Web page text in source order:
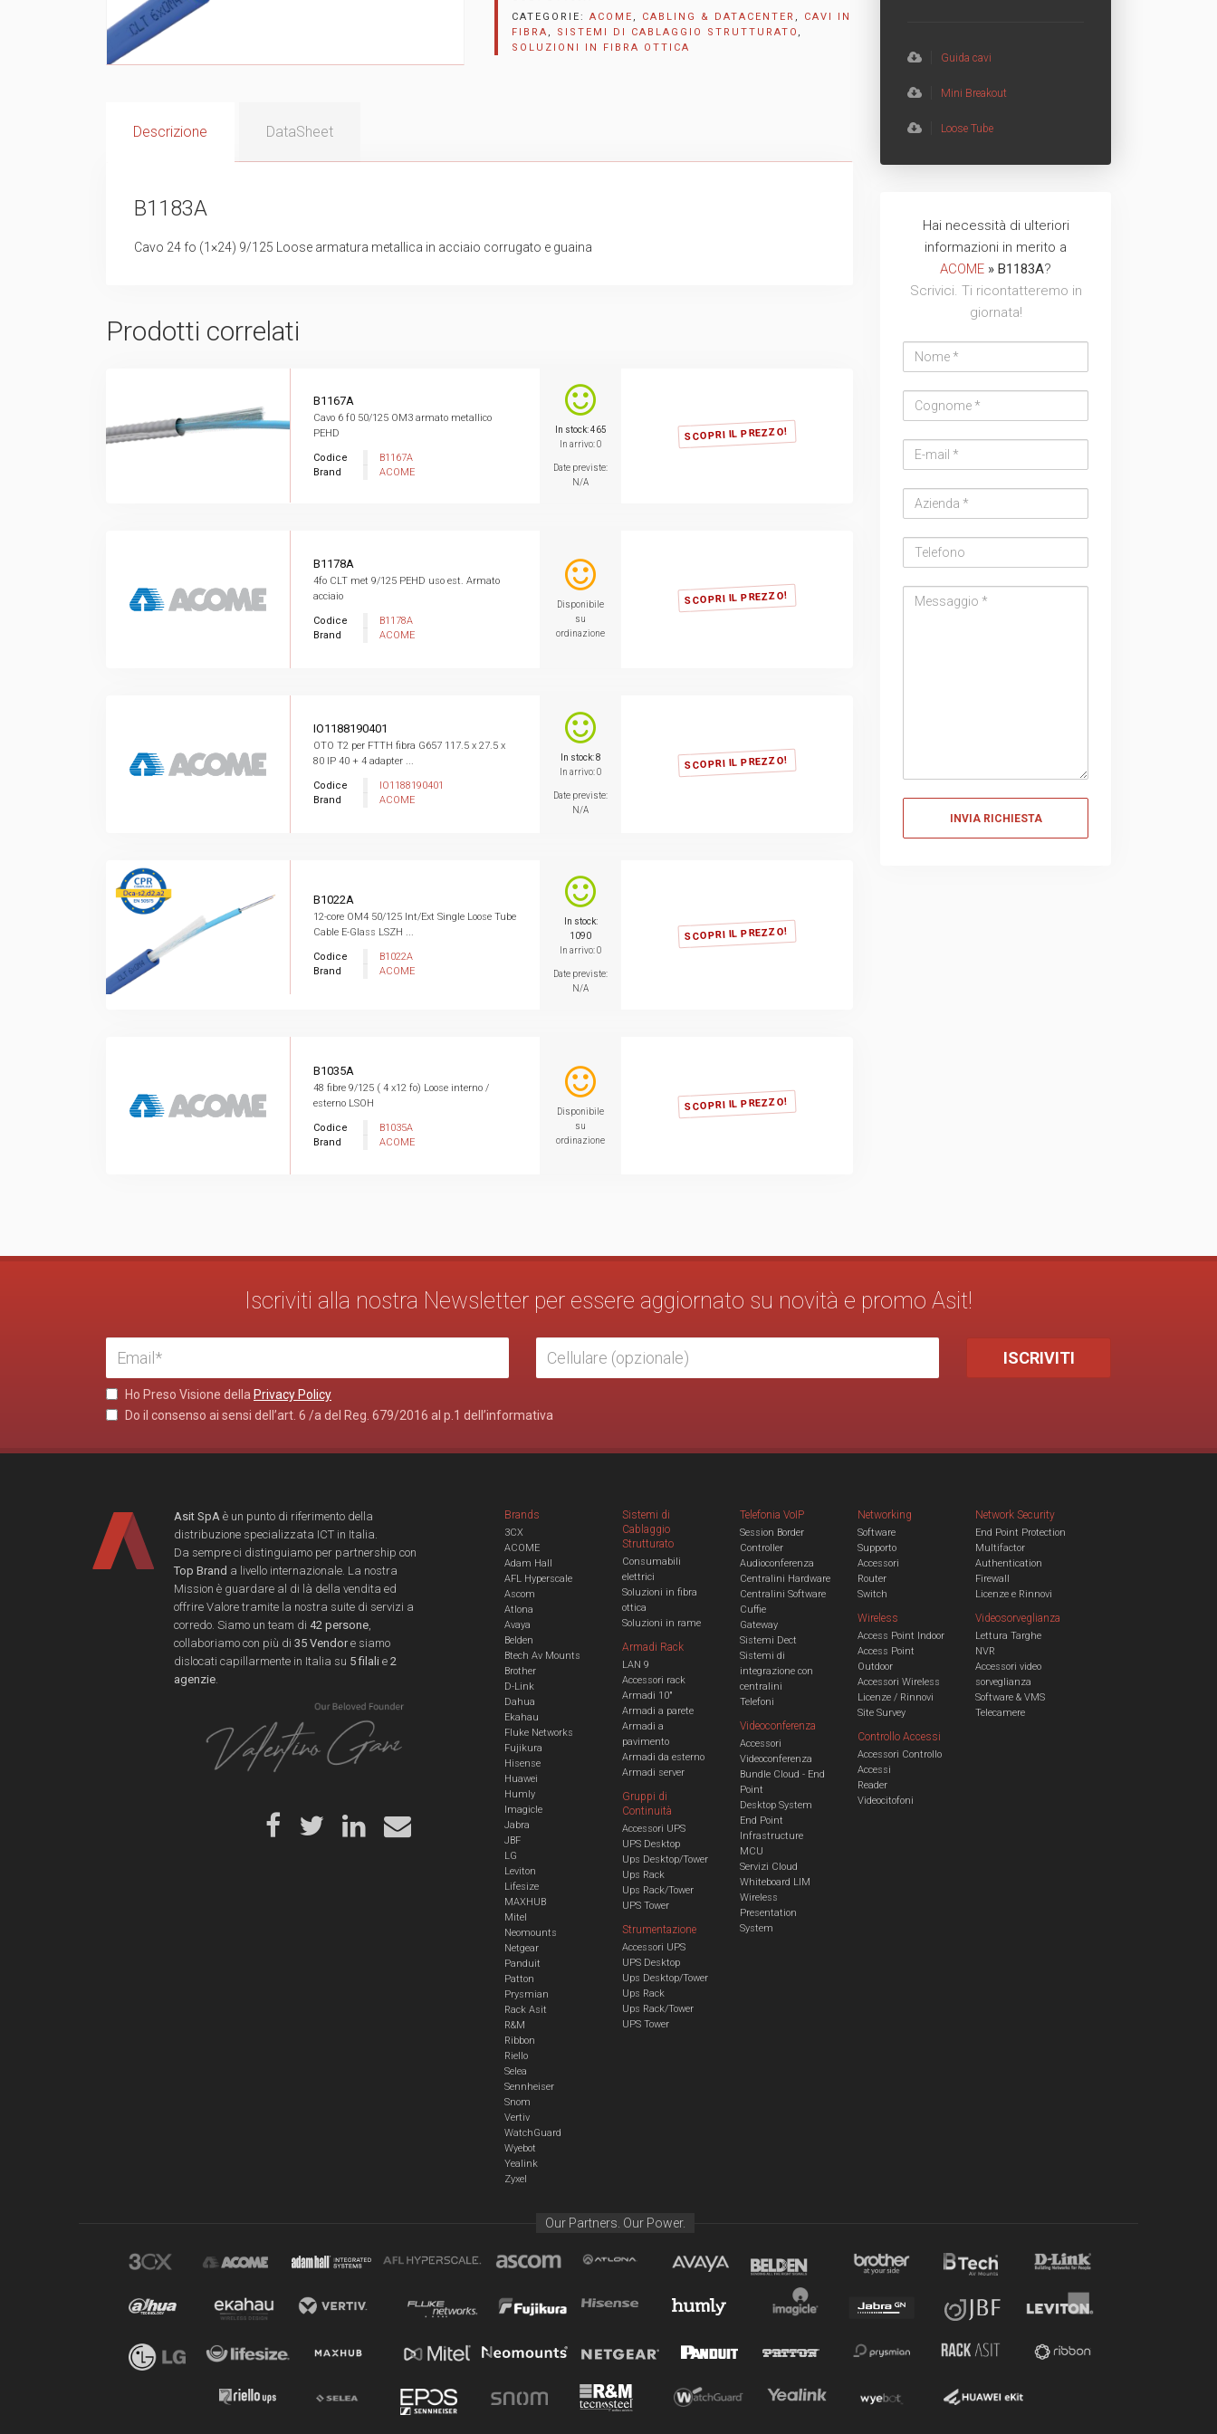
CATEGORIE: ACOME , CABLING & DATACENTER , CAVI IN
FIBRA , SISTEMI DI CABLAGGIO STRUTTURATO ,
SOLUZIONI IN FIBRA OTTICA
Descrizione DataSheet
B1183A
Cavo 24 fo (1×24) 9/125 Loose armatura metallica in acciaio corrugato e guaina
Prodotti correlati
SCOPRI IL PREZZO!
B1167A
Cavo 6 f0 50/125 OM3 armato metallico
PEHD
Codice
B1167A
Brand
ACOME
In stock: 465
In arrivo: 0
Date previste:
N/A
SCOPRI IL PREZZO!
B1178A
4fo CLT met 9/125 PEHD uso est. Armato
acciaio
Codice
B1178A
Brand
ACOME
Disponibile
su
ordinazione
SCOPRI IL PREZZO!
IO1188190401
OTO T2 per FTTH fibra G657 117.5 x 27.5 x
80 IP 40 + 4 adapter ...
Codice
IO1188190401
Brand
ACOME
In stock: 8
In arrivo: 0
Date previste:
N/A
SCOPRI IL PREZZO!
B1022A
12-core OM4 50/125 Int/Ext Single Loose Tube
Cable E-Glass LSZH ...
Codice
B1022A
Brand
ACOME
In stock:
1090
In arrivo: 0
Date previste:
N/A
SCOPRI IL PREZZO!
B1035A
48 fibre 9/125 ( 4 x12 fo) Loose interno /
esterno LSOH
Codice
B1035A
Brand
ACOME
Disponibile
su
ordinazione
Guida cavi
Mini Breakout
Loose Tube
Hai necessità di ulteriori
informazioni in merito a
ACOME » B1183A?
Scrivici. Ti ricontatteremo in
giornata!
Iscriviti alla nostra Newsletter per essere aggiornato su novità e promo Asit!
Ho Preso Visione della Privacy Policy
Do il consenso ai sensi dell’art. 6 /a del Reg. 679/2016 al p.1 dell’informativa
Asit SpA è un punto di riferimento della
distribuzione specializzata ICT in Italia.
Da sempre ci distinguiamo per partnership con
Top Brand a livello internazionale. La nostra
Mission è guardare al di là della vendita ed
offrire Valore tramite la nostra suite di servizi a
corredo. Siamo un team di 42 persone,
collaboriamo con più di 35 Vendore siamo
dislocati capillarmente in Italia su 5 filali e 2
agenzie.
Brands
3CX
ACOME
Adam Hall
AFL Hyperscale
Ascom
Atlona
Avaya
Belden
Btech Av Mounts
Brother
D-Link
Dahua
Ekahau
Fluke Networks
Fujikura
Hisense
Huawei
Humly
Imagicle
Jabra
JBF
LG
Leviton
Lifesize
MAXHUB
Mitel
Neomounts
Netgear
Panduit
Patton
Prysmian
Rack Asit
R&M
Ribbon
Riello
Selea
Sennheiser
Snom
Vertiv
WatchGuard
Wyebot
Yealink
Zyxel
Sistemi di
Cablaggio
Strutturato
Consumabili
elettrici
Soluzioni in fibra
ottica
Soluzioni in rame
Armadi Rack
LAN 9
Accessori rack
Armadi 10"
Armadi a parete
Armadi a
pavimento
Armadi da esterno
Armadi server
Gruppi di
Continuità
Accessori UPS
UPS Desktop
Ups Desktop/Tower
Ups Rack
Ups Rack/Tower
UPS Tower
Strumentazione
Accessori UPS
UPS Desktop
Ups Desktop/Tower
Ups Rack
Ups Rack/Tower
UPS Tower
Telefonia VoIP
Session Border
Controller
Audioconferenza
Centralini Hardware
Centralini Software
Cuffie
Gateway
Sistemi Dect
Sistemi di
integrazione con
centralini
Telefoni
Videoconferenza
Accessori
Videoconferenza
Bundle Cloud - End
Point
Desktop System
End Point
Infrastructure
MCU
Servizi Cloud
Whiteboard LIM
Wireless
Presentation
System
Networking
Software
Supporto
Accessori
Router
Switch
Wireless
Access Point Indoor
Access Point
Outdoor
Accessori Wireless
Licenze / Rinnovi
Site Survey
Network Security
End Point Protection
Multifactor
Authentication
Firewall
Licenze e Rinnovi
Videosorveglianza
Lettura Targhe
NVR
Accessori video
sorveglianza
Software & VMS
Telecamere
Controllo Accessi
Accessori Controllo
Accessi
Reader
Videocitofoni
AV